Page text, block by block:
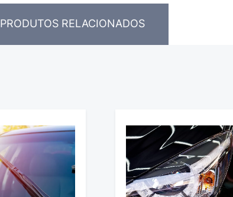
PRODUTOS RELACIONADOS